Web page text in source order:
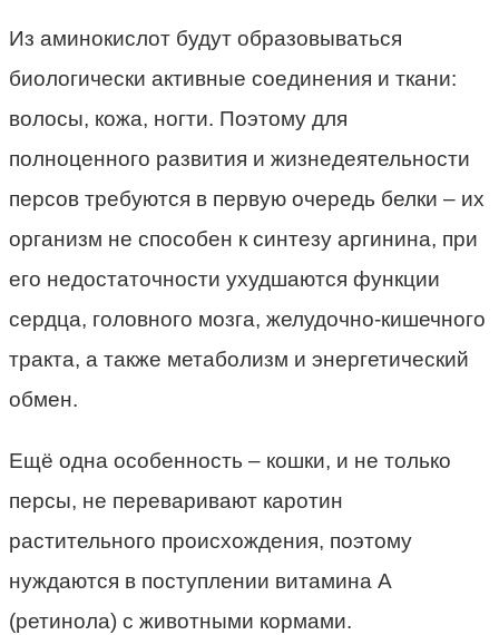
Из аминокислот будут образовываться
биологически активные соединения и ткани:
волосы, кожа, ногти. Поэтому для
полноценного развития и жизнедеятельности
персов требуются в первую очередь белки – их
организм не способен к синтезу аргинина, при
его недостаточности ухудшаются функции
сердца, головного мозга, желудочно-кишечного
тракта, а также метаболизм и энергетический
обмен.
Ещё одна особенность – кошки, и не только
персы, не переваривают каротин
растительного происхождения, поэтому
нуждаются в поступлении витамина А
(ретинола) с животными кормами.